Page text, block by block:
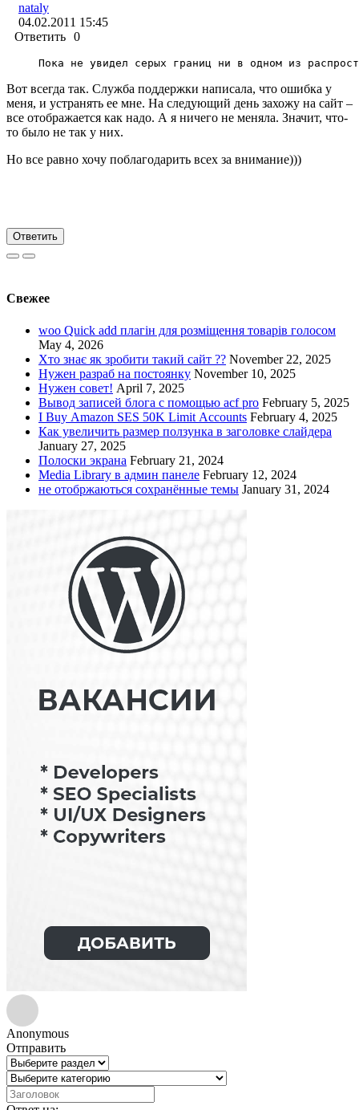
nataly
04.02.2011 15:45
Ответить 0
Пока не увидел серых границ ни в одном из
Вот всегда так. Служба поддержки написала, что ошибка у
меня, и устранять ее мне. На следующий день захожу на сайт –
все отображается как надо. А я ничего не меняла. Значит, что-
то было не так у них.
Но все равно хочу поблагодарить всех за внимание)))
Ответить
Свежее
woo Quick add плагін для розміщення товарів голосом
May 4, 2026
Хто знає як зробити такий сайт ?? November 22, 2025
Нужен разраб на постоянку November 10, 2025
Нужен совет! April 7, 2025
Вывод записей блога с помощью acf pro February 5, 2025
I Buy Amazon SES 50K Limit Accounts February 4, 2025
Как увеличить размер ползунка в заголовке слайдера
January 27, 2025
Полоски экрана February 21, 2024
Media Library в админ панеле February 12, 2024
не отобржаються сохранённые темы January 31, 2024
Anonymous
Отправить